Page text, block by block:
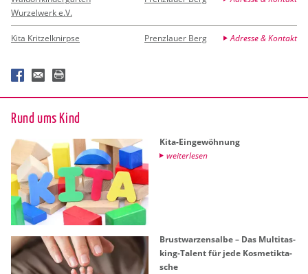
Wurzelwerk e.V.
Kita Kritzelknirpse Prenzlauer Berg Adresse & Kontakt
Rund ums Kind
Kita-Ein­ge­wöh­nung
wei­ter­le­sen
Brust­war­zen­sal­be – Das Mul­ti­tas­
king-Ta­lent für jede Kos­me­tik­ta­
sche